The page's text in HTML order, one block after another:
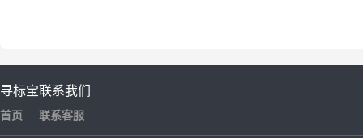
寻标宝
首页
联系我们
联系客服